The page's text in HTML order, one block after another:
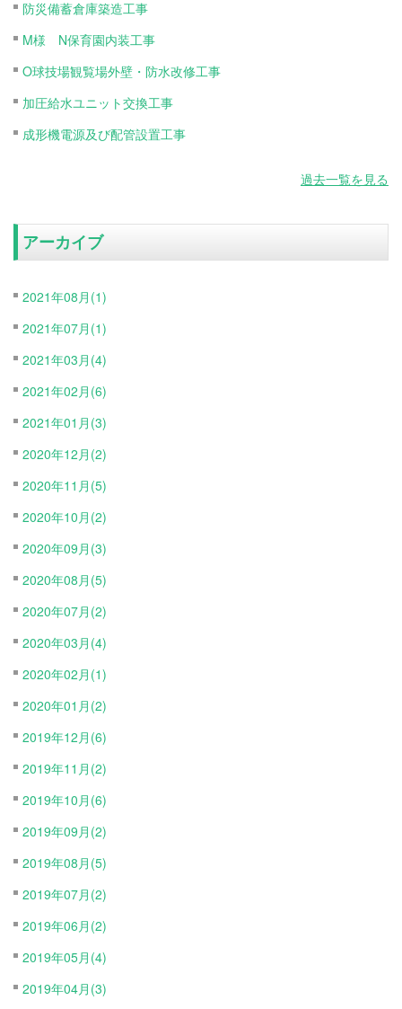
防災備蓄倉庫築造工事
M様 N保育園内装工事
O球技場観覧場外壁・防水改修工事
加圧給水ユニット交換工事
成形機電源及び配管設置工事
過去一覧を見る
アーカイブ
2021年08月(1)
2021年07月(1)
2021年03月(4)
2021年02月(6)
2021年01月(3)
2020年12月(2)
2020年11月(5)
2020年10月(2)
2020年09月(3)
2020年08月(5)
2020年07月(2)
2020年03月(4)
2020年02月(1)
2020年01月(2)
2019年12月(6)
2019年11月(2)
2019年10月(6)
2019年09月(2)
2019年08月(5)
2019年07月(2)
2019年06月(2)
2019年05月(4)
2019年04月(3)